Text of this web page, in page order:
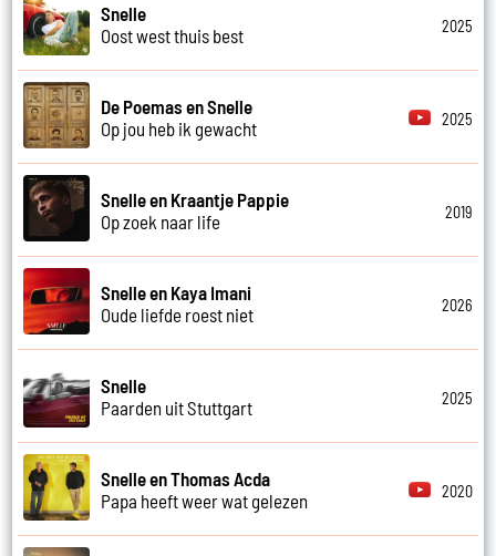
Snelle
Oost west thuis best
2025
De Poemas en Snelle
Op jou heb ik gewacht
2025
Snelle en Kraantje Pappie
Op zoek naar life
2019
Snelle en Kaya Imani
Oude liefde roest niet
2026
Snelle
Paarden uit Stuttgart
2025
Snelle en Thomas Acda
Papa heeft weer wat gelezen
2020